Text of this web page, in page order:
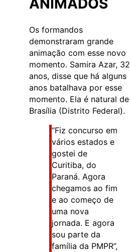
ANIMADOS
Os formandos
demonstraram grande
animação com esse novo
momento. Samira Azar, 32
anos, disse que há alguns
anos batalhava por esse
momento. Ela é natural de
Brasília (Distrito Federal).
“Fiz concurso em
vários estados e
gostei de
Curitiba, do
Paraná. Agora
chegamos ao fim
e ao começo de
uma nova
jornada. E agora
sou parte da
família da PMPR”,